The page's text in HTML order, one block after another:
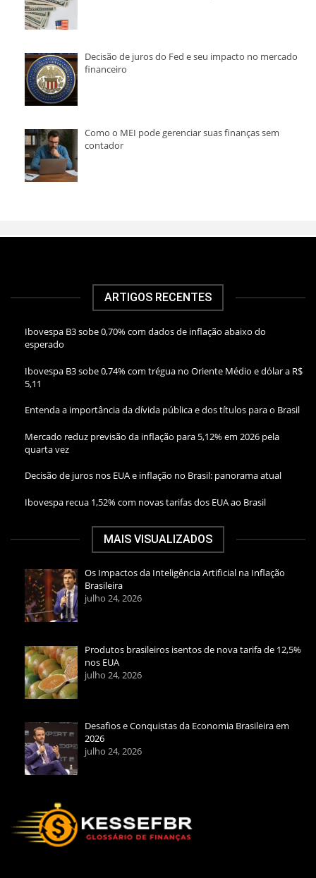
Decisão de juros do Fed e seu impacto no mercado
financeiro
Como o MEI pode gerenciar suas finanças sem
contador
ARTIGOS RECENTES
Ibovespa B3 sobe 0,70% com dados de inflação abaixo do
esperado
Ibovespa B3 sobe 0,74% com trégua no Oriente Médio e dólar a R$
5,11
Entenda a importância da dívida pública e dos títulos para o Brasil
Mercado reduz previsão da inflação para 5,12% em 2026 pela
quarta vez
Decisão de juros nos EUA e inflação no Brasil: panorama atual
Ibovespa recua 1,52% com novas tarifas dos EUA ao Brasil
MAIS VISUALIZADOS
Os Impactos da Inteligência Artificial na Inflação
Brasileira
julho 24, 2026
Produtos brasileiros isentos de nova tarifa de 12,5%
nos EUA
julho 24, 2026
Desafios e Conquistas da Economia Brasileira em
2026
julho 24, 2026